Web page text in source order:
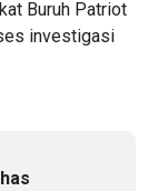
Buruh Patriot
investigasi